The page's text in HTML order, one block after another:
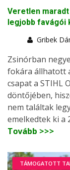
Veretlen
legjobb favágói
Gribek
Zsinórban
fokára állhatott
csapat a STIHL
döntőjében,
nem találtak
emelkedtek ki a
Tovább >>>
TÁMOGATOTT